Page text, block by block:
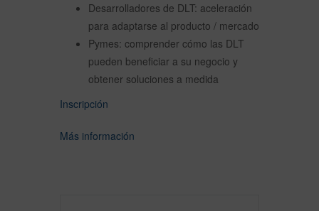
Desarrolladores de DLT: aceleración
para adaptarse al producto / mercado
Pymes: comprender cómo las DLT
pueden beneficiar a su negocio y
obtener soluciones a medida
Inscripción
Más información